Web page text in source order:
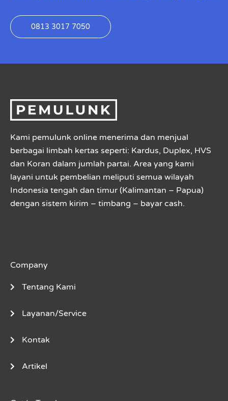
0813 3017 7050
Kami pemulunk online menerima dan menjual
berbagai limbah kertas seperti: Kardus, Duplex, HVS
dan Koran dalam jumlah partai. Area yang kami
layani untuk pembelian meliputi semua wilayah
Indonesia tengah dan timur (Kalimantan – Papua)
dengan sistem kirim – timbang – bayar cash.
Company
Tentang Kami
Layanan/Service
Kontak
Artikel